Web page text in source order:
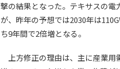
撃の結果となった。テキサスの電
が、昨年の予想では2030年は
ち9年間で2倍増となる。
上方修正の理由は、主に産業用